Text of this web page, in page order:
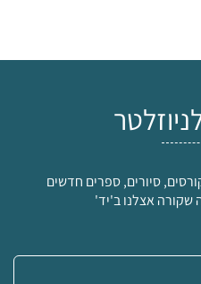
סיורים, ספרים חדשים
אצלנו ב'יד'